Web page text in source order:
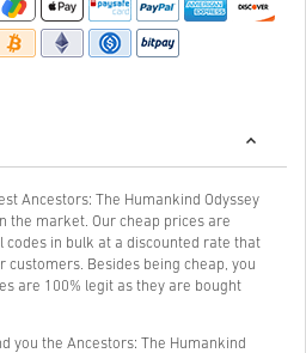
Ancestors: The Humankind Odyssey
the market. Our cheap prices are
codes in bulk at a discounted rate that
customers. Besides being cheap, you
are 100% legit as they are bought
you the Ancestors: The Humankind